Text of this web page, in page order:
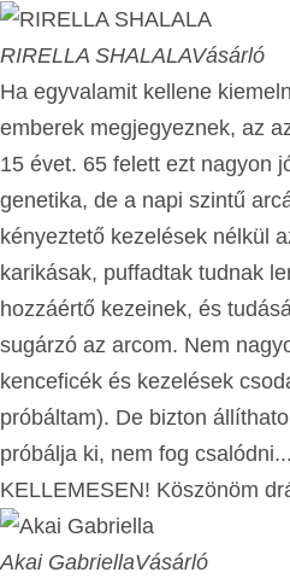
RIRELLA SHALALAVásárló
Ha egyvalamit kellene
emberek megjegyeznek, az
15 évet. 65 felett ezt nagyon
genetika, de a napi szintű
kényeztető kezelések nélkül
karikásak, puffadtak tudnak
hozzáértő kezeinek, és
sugárzó az arcom. Nem
kenceficék és kezelések
próbáltam). De bizton
próbálja ki, nem fog
KELLEMESEN! Köszönöm
Akai GabriellaVásárló